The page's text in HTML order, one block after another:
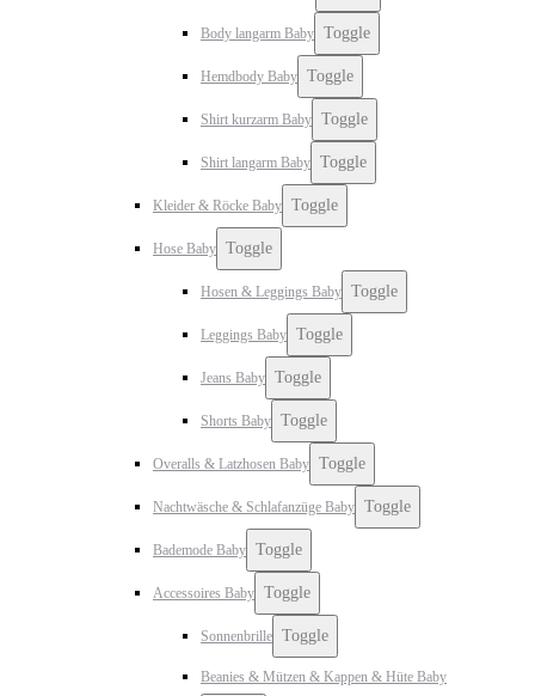
Body langarm Baby Toggle
Hemdbody Baby Toggle
Shirt kurzarm Baby Toggle
Shirt langarm Baby Toggle
Kleider & Röcke Baby Toggle
Hose Baby Toggle
Hosen & Leggings Baby Toggle
Leggings Baby Toggle
Jeans Baby Toggle
Shorts Baby Toggle
Overalls & Latzhosen Baby Toggle
Nachtwäsche & Schlafanzüge Baby Toggle
Bademode Baby Toggle
Accessoires Baby Toggle
Sonnenbrille Toggle
Beanies & Mützen & Kappen & Hüte Baby